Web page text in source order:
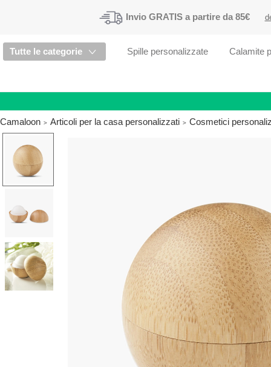
Invio GRATIS a partire da 85€
Tutte le categorie Spille personalizzate Calamite
Camaloon
Articoli per la casa personalizzati Cosmetici